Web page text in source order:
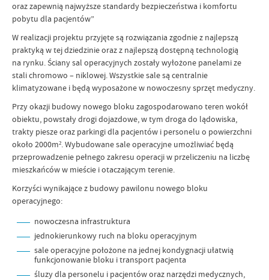
oraz zapewnią najwyższe standardy bezpieczeństwa i komfortu
pobytu dla pacjentów”
W realizacji projektu przyjęte są rozwiązania zgodnie z najlepszą
praktyką w tej dziedzinie oraz z najlepszą dostępną technologią
na rynku. Ściany sal operacyjnych zostały wyłożone panelami ze
stali chromowo – niklowej. Wszystkie sale są centralnie
klimatyzowane i będą wyposażone w nowoczesny sprzęt medyczny.
Przy okazji budowy nowego bloku zagospodarowano teren wokół
obiektu, powstały drogi dojazdowe, w tym droga do lądowiska,
trakty piesze oraz parkingi dla pacjentów i personelu o powierzchni
około 2000m². Wybudowane sale operacyjne umożliwiać będą
przeprowadzenie pełnego zakresu operacji w przeliczeniu na liczbę
mieszkańców w mieście i otaczającym terenie.
Korzyści wynikające z budowy pawilonu nowego bloku
operacyjnego:
nowoczesna infrastruktura
jednokierunkowy ruch na bloku operacyjnym
sale operacyjne położone na jednej kondygnacji ułatwią
funkcjonowanie bloku i transport pacjenta
śluzy dla personelu i pacjentów oraz narzędzi medycznych,